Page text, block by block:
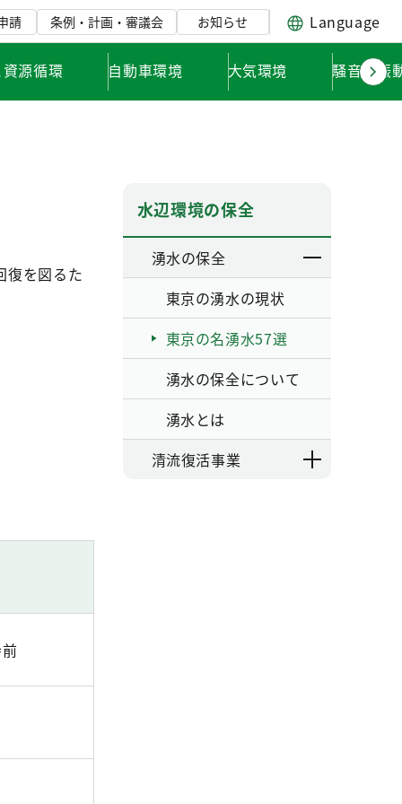
請 条例・計画・審議会 お知らせ Language
源循環 自動車環境 大気環境 騒音・振
復を図るた
水辺環境の保全
湧水の保全
東京の湧水の現状
東京の名湧水57選
湧水の保全について
湧水とは
清流復活事業